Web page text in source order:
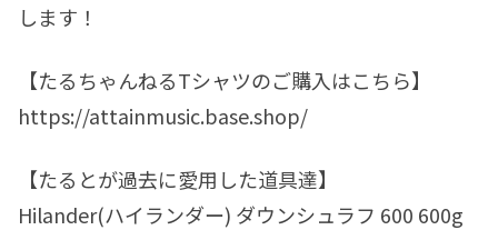
します！
【たるちゃんねるTシャツのご購入はこちら】
https://attainmusic.base.shop/
【たるとが過去に愛用した道具達】
Hilander(ハイランダー) ダウンシュラフ 600 600g